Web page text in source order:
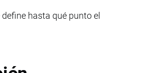
hasta qué punto el